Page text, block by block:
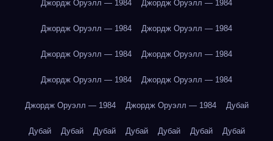
Джордж Оруэлл — 1984 Джордж Оруэлл — 1984
Джордж Оруэлл — 1984 Джордж Оруэлл — 1984
Джордж Оруэлл — 1984 Джордж Оруэлл — 1984
Джордж Оруэлл — 1984 Джордж Оруэлл — 1984
Джордж Оруэлл — 1984 Джордж Оруэлл — 1984 Дубай
Дубай Дубай Дубай Дубай Дубай Дубай Дубай